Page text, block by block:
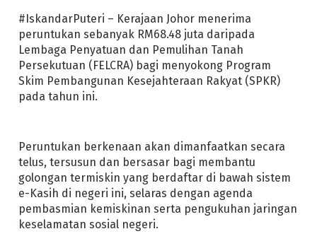
#IskandarPuteri – Kerajaan Johor menerima
peruntukan sebanyak RM68.48 juta daripada
Lembaga Penyatuan dan Pemulihan Tanah
Persekutuan (FELCRA) bagi menyokong Program
Skim Pembangunan Kesejahteraan Rakyat (SPKR)
pada tahun ini.
Peruntukan berkenaan akan dimanfaatkan secara
telus, tersusun dan bersasar bagi membantu
golongan termiskin yang berdaftar di bawah sistem
e-Kasih di negeri ini, selaras dengan agenda
pembasmian kemiskinan serta pengukuhan jaringan
keselamatan sosial negeri.